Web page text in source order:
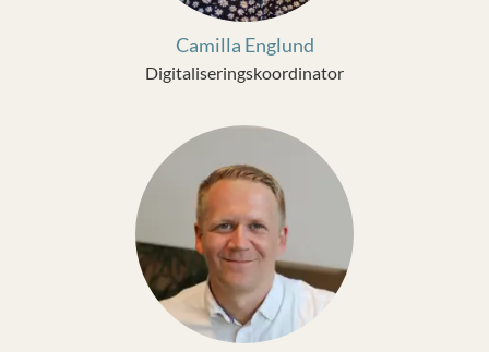
Camilla Englund
Digitaliseringskoordinator